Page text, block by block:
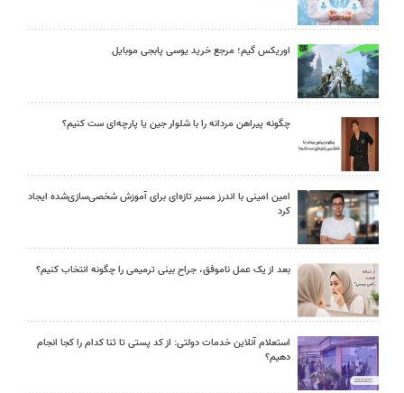
اوریکس گیم؛ مرجع خرید یوسی پابجی موبایل
چگونه پیراهن مردانه را با شلوار جین یا پارچه‌ای ست کنیم؟
امین امینی با اندرز مسیر تازه‌ای برای آموزش شخصی‌سازی‌شده ایجاد
کرد
بعد از یک عمل ناموفق، جراح بینی ترمیمی را چگونه انتخاب کنیم؟
استعلام آنلاین خدمات دولتی: از کد پستی تا ثنا کدام را کجا انجام
دهیم؟